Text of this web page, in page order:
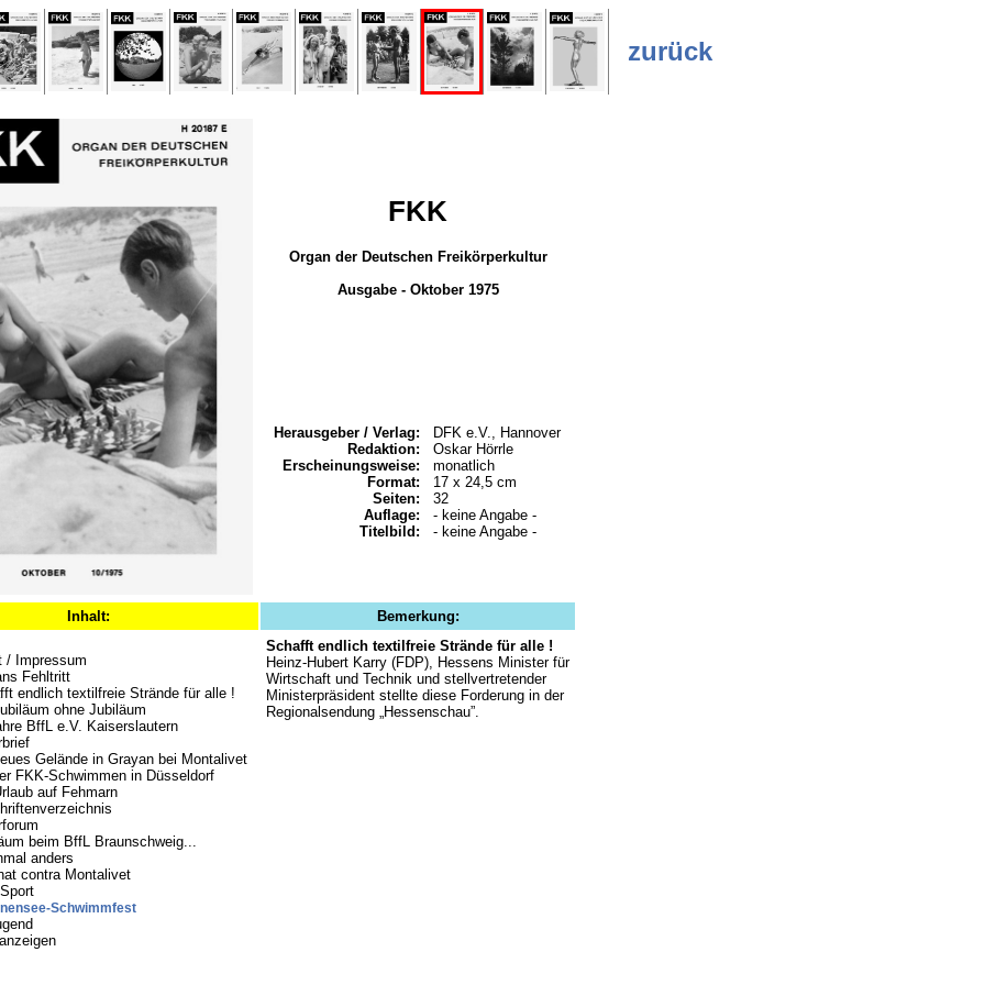
zurück
FKK
Organ der Deutschen Freikörperkultur
Ausgabe - Oktober 1975
Herausgeber / Verlag:
Redaktion:
Erscheinungsweise:
Format:
Seiten:
Auflage:
Titelbild:
DFK e.V., Hannover
Oskar Hörrle
monatlich
17 x 24,5 cm
32
- keine Angabe -
- keine Angabe -
Inhalt: Bemerkung:
/ Impressum
Fehltritt
endlich textilfreie Strände für alle !
ohne Jubiläum
BffL e.V. Kaiserslautern
Gelände in Grayan bei Montalivet
FKK-Schwimmen in Düsseldorf
auf Fehmarn
beim BffL Braunschweig...
anders
contra Montalivet
Schwimmfest
Schafft endlich textilfreie Strände für alle !
Heinz-Hubert Karry (FDP), Hessens Minister für
Wirtschaft und Technik und stellvertretender
Ministerpräsident stellte diese Forderung in der
Regionalsendung „Hessenschau”.